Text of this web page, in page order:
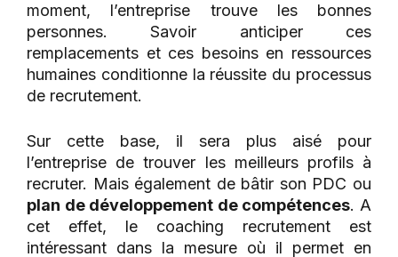
moment, l’entreprise trouve les bonnes
personnes. Savoir anticiper ces
remplacements et ces besoins en ressources
humaines conditionne la réussite du processus
de recrutement.
Sur cette base, il sera plus aisé pour
l’entreprise de trouver les meilleurs profils à
recruter. Mais également de bâtir son PDC ou
plan de développement de compétences. A
cet effet, le coaching recrutement est
intéressant dans la mesure où il permet en